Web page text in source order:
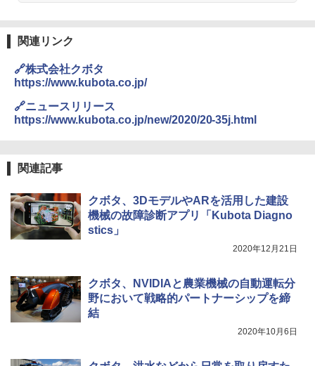
関連リンク
🔗株式会社クボタ
https://www.kubota.co.jp/
🔗ニュースリリース
https://www.kubota.co.jp/new/2020/20-35j.html
関連記事
クボタ、3DモデルやARを活用した建設
機械の故障診断アプリ「Kubota Diagno
stics」
2020年12月21日
クボタ、NVIDIAと農業機械の自動運転分
野において戦略的パートナーシップを締
結
2020年10月6日